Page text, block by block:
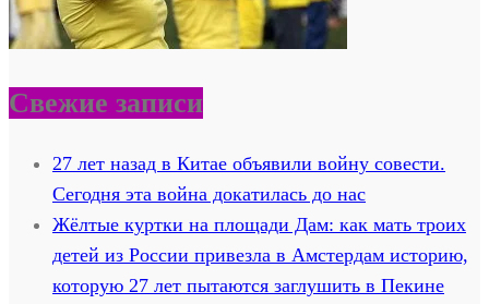
Свежие записи
27 лет назад в Китае объявили войну совести.
Сегодня эта война докатилась до нас
Жёлтые куртки на площади Дам: как мать троих
детей из России привезла в Амстердам историю,
которую 27 лет пытаются заглушить в Пекине